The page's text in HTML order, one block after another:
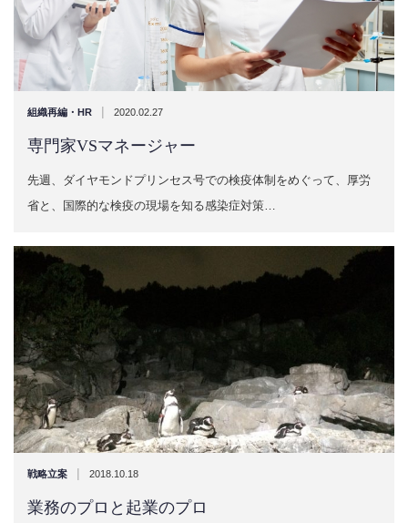
組織再編・HR | 2020.02.27
専門家VSマネージャー
先週、ダイヤモンドプリンセス号での検疫体制をめぐって、厚労
省と、国際的な検疫の現場を知る感染症対策…
戦略立案 | 2018.10.18
業務のプロと起業のプロ